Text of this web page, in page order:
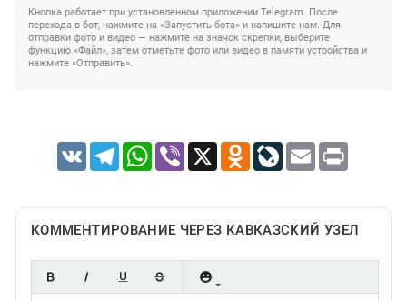
Кнопка работает при установленном приложении Telegram. После
перехода в бот, нажмите на «Запустить бота» и напишите нам. Для
отправки фото и видео — нажмите на значок скрепки, выберите
функцию «Файл», затем отметьте фото или видео в памяти устройства и
нажмите «Отправить».
VK TelegramWhatsApp
Viber X Odnoklassniki
LiveJournal
Email Print
КОММЕНТИРОВАНИЕ ЧЕРЕЗ КАВКАЗСКИЙ УЗЕЛ